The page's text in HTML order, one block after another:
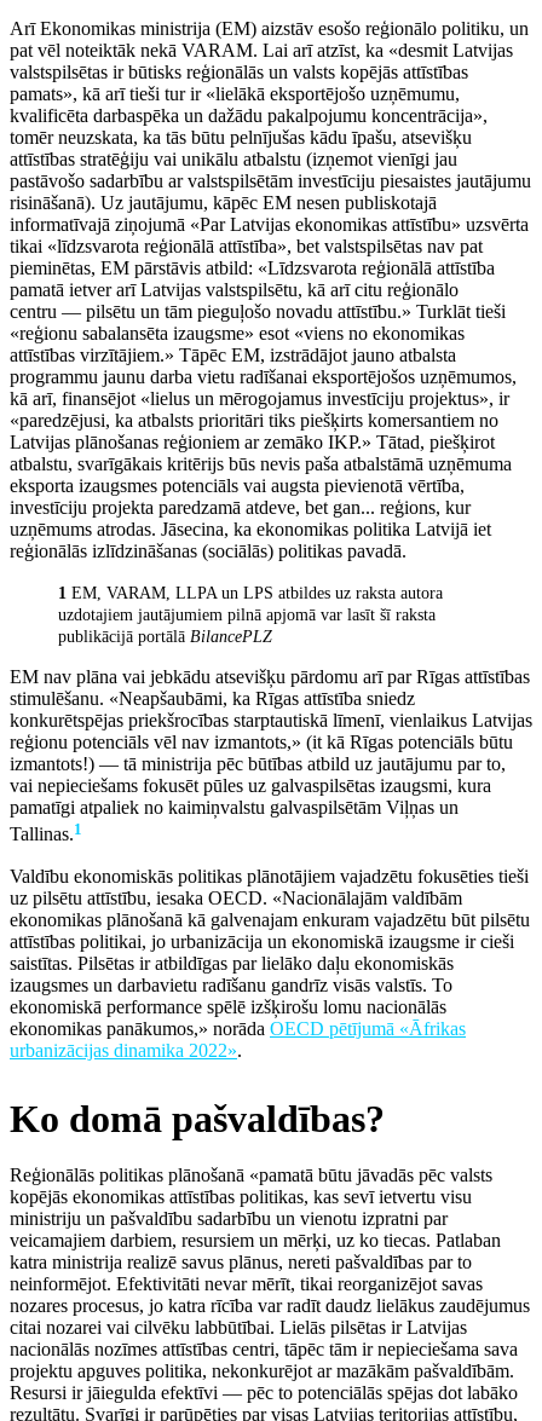
Arī Ekonomikas ministrija (EM) aizstāv esošo reģionālo politiku, un
pat vēl noteiktāk nekā VARAM. Lai arī atzīst, ka «desmit Latvijas
valstspilsētas ir būtisks reģionālās un valsts kopējās attīstības
pamats», kā arī tieši tur ir «lielākā eksportējošo uzņēmumu,
kvalificēta darbaspēka un dažādu pakalpojumu koncentrācija»,
tomēr neuzskata, ka tās būtu pelnījušas kādu īpašu, atsevišķu
attīstības stratēģiju vai unikālu atbalstu (izņemot vienīgi jau
pastāvošo sadarbību ar valstspilsētām investīciju piesaistes jautājumu
risināšanā). Uz jautājumu, kāpēc EM nesen publiskotajā
informatīvajā ziņojumā «Par Latvijas ekonomikas attīstību» uzsvērta
tikai «līdzsvarota reģionālā attīstība», bet valstspilsētas nav pat
pieminētas, EM pārstāvis atbild: «Līdzsvarota reģionālā attīstība
pamatā ietver arī Latvijas valstspilsētu, kā arī citu reģionālo
centru — pilsētu un tām pieguļošo novadu attīstību.» Turklāt tieši
«reģionu sabalansēta izaugsme» esot «viens no ekonomikas
attīstības virzītājiem.» Tāpēc EM, izstrādājot jauno atbalsta
programmu jaunu darba vietu radīšanai eksportējošos uzņēmumos,
kā arī, finansējot «lielus un mērogojamus investīciju projektus», ir
«paredzējusi, ka atbalsts prioritāri tiks piešķirts komersantiem no
Latvijas plānošanas reģioniem ar zemāko IKP.» Tātad, piešķirot
atbalstu, svarīgākais kritērijs būs nevis paša atbalstāmā uzņēmuma
eksporta izaugsmes potenciāls vai augsta pievienotā vērtība,
investīciju projekta paredzamā atdeve, bet gan... reģions, kur
uzņēmums atrodas. Jāsecina, ka ekonomikas politika Latvijā iet
reģionālās izlīdzināšanas (sociālās) politikas pavadā.
1 EM, VARAM, LLPA un LPS atbildes uz raksta autora
uzdotajiem jautājumiem pilnā apjomā var lasīt šī raksta
publikācijā portālā BilancePLZ
EM nav plāna vai jebkādu atsevišķu pārdomu arī par Rīgas attīstības
stimulēšanu. «Neapšaubāmi, ka Rīgas attīstība sniedz
konkurētspējas priekšrocības starptautiskā līmenī, vienlaikus Latvijas
reģionu potenciāls vēl nav izmantots,» (it kā Rīgas potenciāls būtu
izmantots!) — tā ministrija pēc būtības atbild uz jautājumu par to,
vai nepieciešams fokusēt pūles uz galvaspilsētas izaugsmi, kura
pamatīgi atpaliek no kaimiņvalstu galvaspilsētām Viļņas un
Tallinas.1
Valdību ekonomiskās politikas plānotājiem vajadzētu fokusēties tieši
uz pilsētu attīstību, iesaka OECD. «Nacionālajām valdībām
ekonomikas plānošanā kā galvenajam enkuram vajadzētu būt pilsētu
attīstības politikai, jo urbanizācija un ekonomiskā izaugsme ir cieši
saistītas. Pilsētas ir atbildīgas par lielāko daļu ekonomiskās
izaugsmes un darbavietu radīšanu gandrīz visās valstīs. To
ekonomiskā performance spēlē izšķirošu lomu nacionālās
ekonomikas panākumos,» norāda OECD pētījumā «Āfrikas
urbanizācijas dinamika 2022».
Ko domā pašvaldības?
Reģionālās politikas plānošanā «pamatā būtu jāvadās pēc valsts
kopējās ekonomikas attīstības politikas, kas sevī ietvertu visu
ministriju un pašvaldību sadarbību un vienotu izpratni par
veicamajiem darbiem, resursiem un mērķi, uz ko tiecas. Patlaban
katra ministrija realizē savus plānus, nereti pašvaldības par to
neinformējot. Efektivitāti nevar mērīt, tikai reorganizējot savas
nozares procesus, jo katra rīcība var radīt daudz lielākus zaudējumus
citai nozarei vai cilvēku labbūtībai. Lielās pilsētas ir Latvijas
nacionālās nozīmes attīstības centri, tāpēc tām ir nepieciešama sava
projektu apguves politika, nekonkurējot ar mazākām pašvaldībām.
Resursi ir jāiegulda efektīvi — pēc to potenciālās spējas dot labāko
rezultātu. Svarīgi ir parūpēties par visas Latvijas teritorijas attīstību,